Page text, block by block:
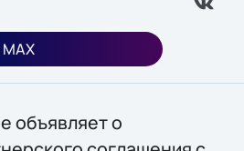
объявляет о